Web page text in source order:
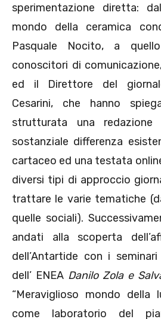
sperimentazione diretta:
mondo della ceramica
Pasquale Nocito, a
conoscitori di
ed il Direttore del
Cesarini, che hanno
strutturata una
sostanziale differenza
cartaceo ed una testata
diversi tipi di approccio
trattare le varie tematiche
quelle sociali).
andati alla scoperta
dell’Antartide con i
dell’ ENEA Danilo Zola e
“Meraviglioso mondo della
come laboratorio del